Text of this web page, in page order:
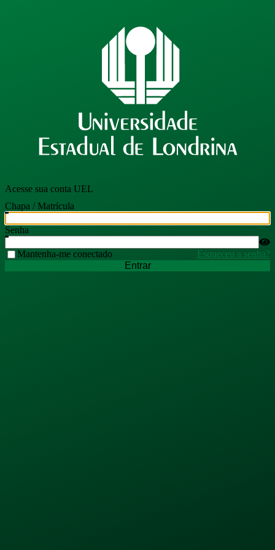
Acesse sua conta UEL
Chapa / Matrícula
Senha
Mantenha-me conectado
Esqueceu a senha?
Entrar